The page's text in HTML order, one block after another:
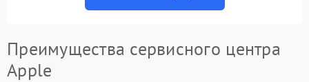
Преимущества сервисного центра
Apple